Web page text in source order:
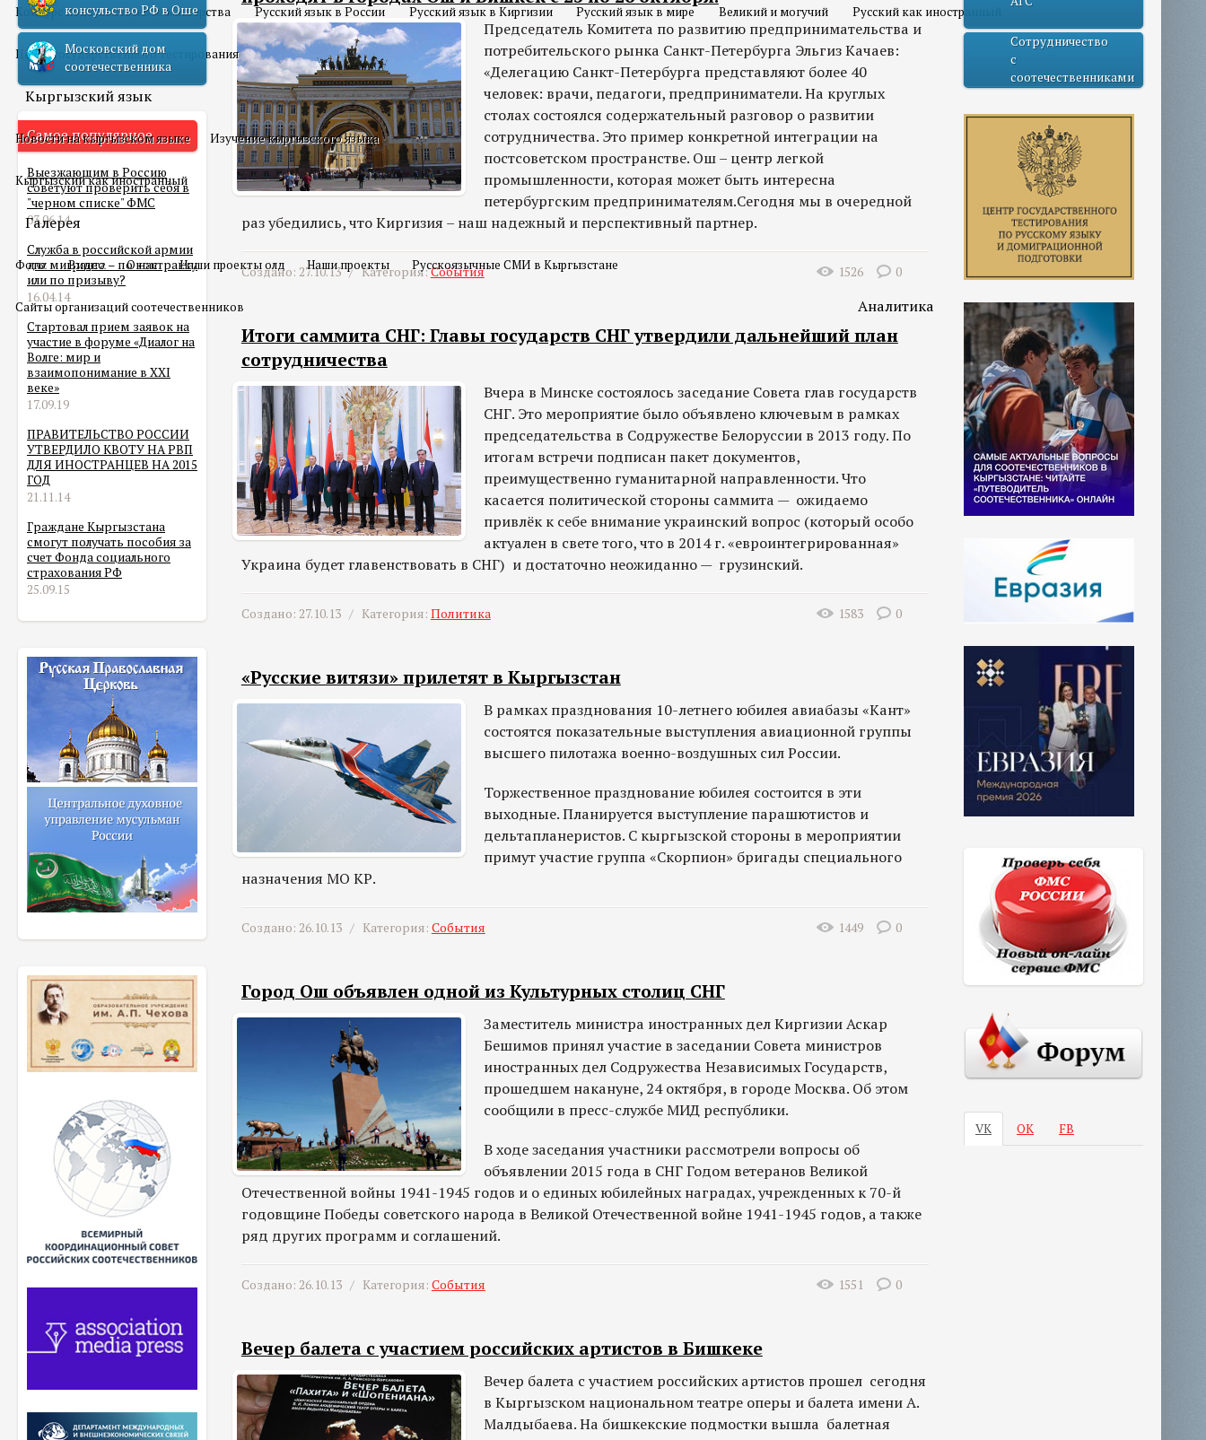
Конкурс педагогического мастерства Русский язык в России Русский язык в Киргизии Русский язык в мире Великий и могучий Русский как иностранный
Центр государственного тестирования
Кыргызский язык
Новости на кыргызском языке Изучение кыргызского языка
Кыргызский как иностранный
Галерея
Фото Видео О нас Наши проекты олд Наши проекты Русскоязычные СМИ в Кыргызстане
Сайты организаций соотечественников Аналитика
консульство РФ в Оше
Московский дом
соотечественника
Самое популярное
Выезжающим в Россию
советуют проверить себя в
"черном списке" ФМС
03.06.14
Служба в российской армии
для мигранта – по контракту
или по призыву?
16.04.14
Стартовал прием заявок на
участие в форуме «Диалог на
Волге: мир и
взаимопонимание в XXI
веке»
17.09.19
ПРАВИТЕЛЬСТВО РОССИИ
УТВЕРДИЛО КВОТУ НА РВП
ДЛЯ ИНОСТРАНЦЕВ НА 2015
ГОД
21.11.14
Граждане Кыргызстана
смогут получать пособия за
счет Фонда социального
страхования РФ
25.09.15
Председатель Комитета по развитию предпринимательства и
потребительского рынка Санкт-Петербурга Эльгиз Качаев:
«Делегацию Санкт-Петербурга представляют более 40
человек: врачи, педагоги, предприниматели. На круглых
столах состоялся содержательный разговор о развитии
сотрудничества. Это пример конкретной интеграции на
постсоветском пространстве. Ош – центр легкой
промышленности, которая может быть интересна
петербургским предпринимателям.Сегодня мы в очередной
раз убедились, что Киргизия – наш надежный и перспективный партнер.
Создано: 27.10.13 /Категория:События 1526 0
Итоги саммита СНГ: Главы государств СНГ утвердили дальнейший план
сотрудничества
Вчера в Минске состоялось заседание Совета глав государств
СНГ. Это мероприятие было объявлено ключевым в рамках
председательства в Содружестве Белоруссии в 2013 году. По
итогам встречи подписан пакет документов,
преимущественно гуманитарной направленности. Что
касается политической стороны саммита — ожидаемо
привлёк к себе внимание украинский вопрос (который особо
актуален в свете того, что в 2014 г. «евроинтегрированная»
Украина будет главенствовать в СНГ) и достаточно неожиданно — грузинский.
Создано: 27.10.13 / Категория: Политика 1583 0
«Русские витязи» прилетят в Кыргызстан
В рамках празднования 10-летнего юбилея авиабазы «Кант»
состоятся показательные выступления авиационной группы
высшего пилотажа военно-воздушных сил России.
Торжественное празднование юбилея состоится в эти
выходные. Планируется выступление парашютистов и
дельтапланеристов. С кыргызской стороны в мероприятии
примут участие группа «Скорпион» бригады специального
назначения МО КР.
Создано: 26.10.13 / Категория: События 1449 0
Город Ош объявлен одной из Культурных столиц СНГ
Заместитель министра иностранных дел Киргизии Аскар
Бешимов принял участие в заседании Совета министров
иностранных дел Содружества Независимых Государств,
прошедшем накануне, 24 октября, в городе Москва. Об этом
сообщили в пресс-службе МИД республики.
В ходе заседания участники рассмотрели вопросы об
объявлении 2015 года в СНГ Годом ветеранов Великой
Отечественной войны 1941-1945 годов и о единых юбилейных наградах, учрежденных к 70-й
годовщине Победы советского народа в Великой Отечественной войне 1941-1945 годов, а также
ряд других программ и соглашений.
Создано: 26.10.13 / Категория: События 1551 0
Вечер балета с участием российских артистов в Бишкеке
Вечер балета с участием российских артистов прошел сегодня
в Кыргызском национальном театре оперы и балета имени А.
Малдыбаева. На бишкекские подмостки вышла балетная
Сотрудничество
с
соотечественниками
VK ОК FB